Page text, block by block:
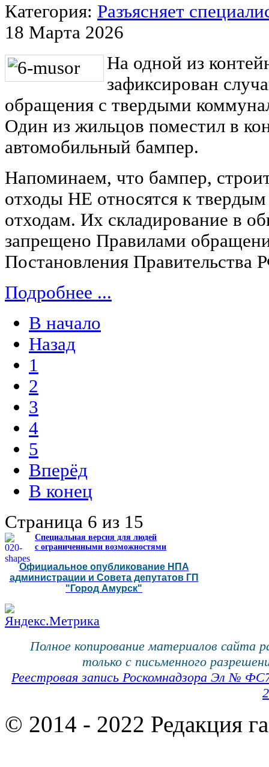
Категория: Разъясняет
18 Марта 2026
На одной из
зафиксирован
обращения с твердыми
Один из жильцов поместил в
автомобильный бампер.
Напоминаем, что бампер,
отходы НЕ относятся к
отходам. Их складирование в
запрещено Правилами
Постановления
Подробнее ...
В начало
Назад
1
2
3
4
5
Вперёд
В конец
Страница 6 из 15
Специальная версия для людей
с ограниченными возможностями
Официальное опубликование НПА
администрации и Совета депутатов ГП
"Город Амурск"
Полное копирование материалов сайта
только с письменного
Реестровая запись Роскомнадзора Эл №
© 2014 - 2022 Редакция